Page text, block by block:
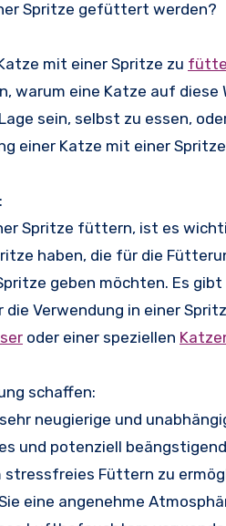
Spritze gefüttert werden?
mit einer Spritze zu
warum eine Katze auf
sein, selbst zu essen,
einer Katze mit einer
Spritze füttern, ist es
haben, die für die
geben möchten. Es
Verwendung in einer
oder einer speziellen
schaffen:
neugierige und
und potenziell
stressfreies Füttern zu
eine angenehme